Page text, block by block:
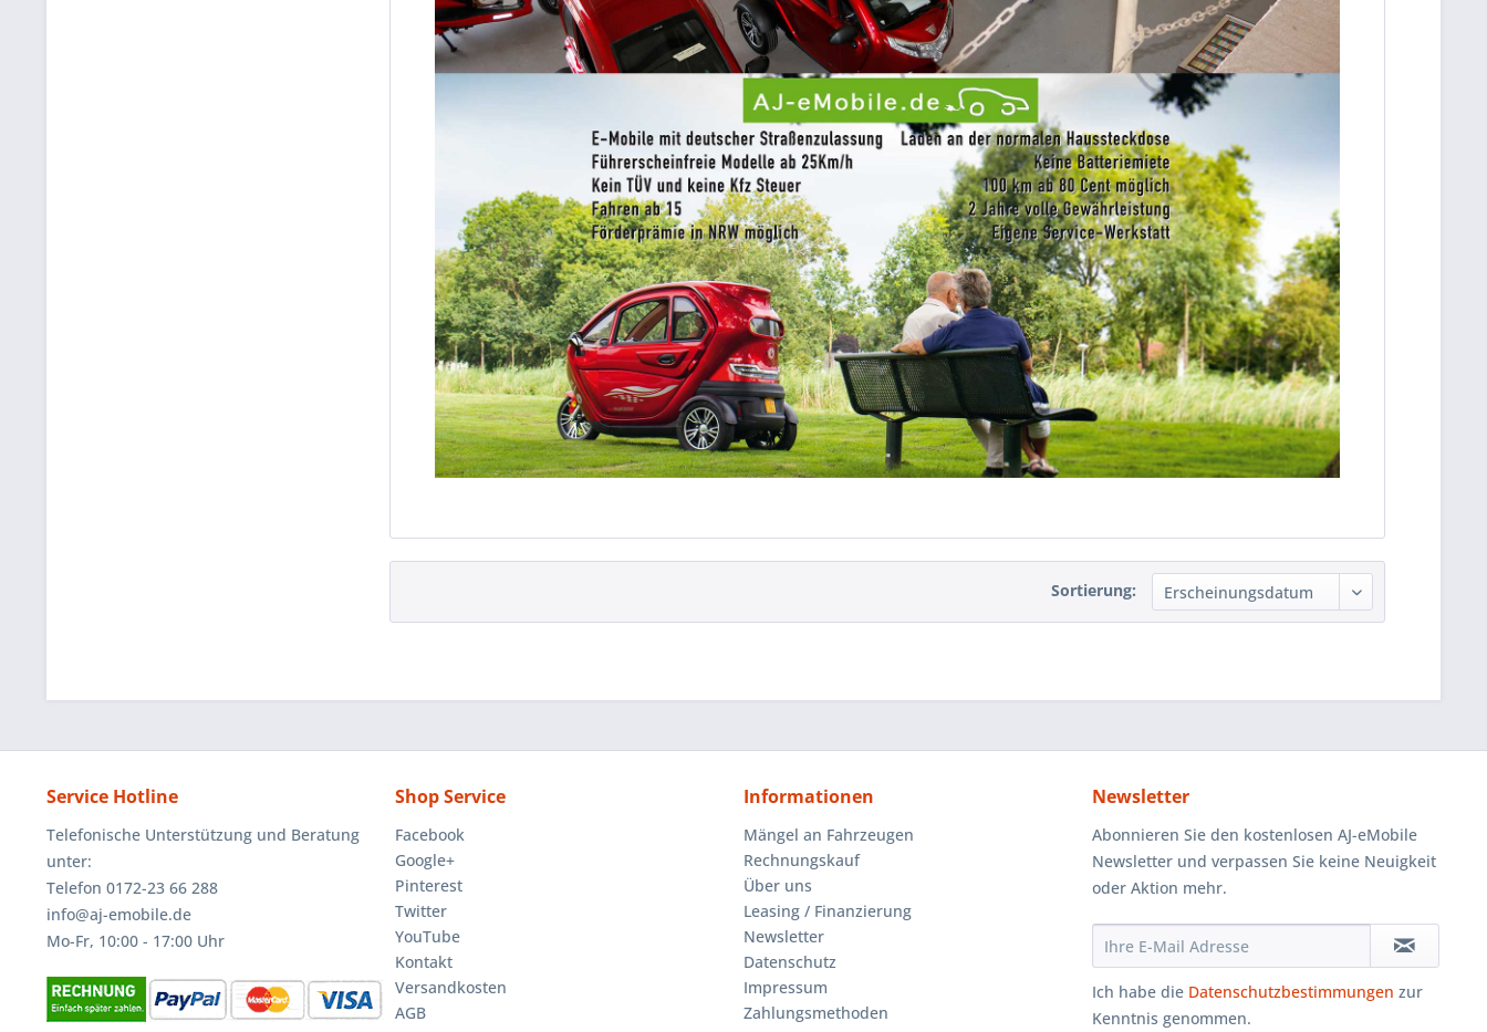
Sortierung:
Service Hotline
Telefonische Unterstützung und Beratung
unter:
Telefon 0172-23 66 288
info@aj-emobile.de
Mo-Fr, 10:00 - 17:00 Uhr
Shop Service
Facebook
Google+
Pinterest
Twitter
YouTube
Kontakt
Versandkosten
AGB
Informationen
Mängel an Fahrzeugen
Rechnungskauf
Über uns
Leasing / Finanzierung
Newsletter
Datenschutz
Impressum
Zahlungsmethoden
Newsletter
Abonnieren Sie den kostenlosen AJ-eMobile
Newsletter und verpassen Sie keine Neuigkeit
oder Aktion mehr.
Ich habe die Datenschutzbestimmungen zur
Kenntnis genommen.